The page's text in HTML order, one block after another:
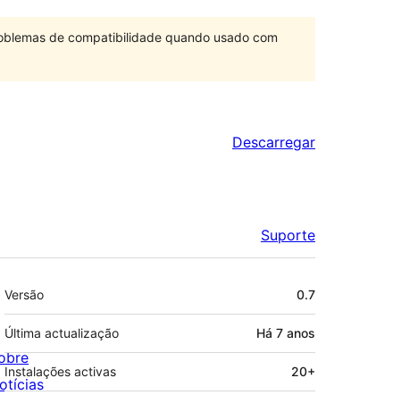
de compatibilidade quando usado com
Descarregar
Suporte
Metadados
Versão 0.7
Última actualização Há 7 anos
Instalações activas 20+